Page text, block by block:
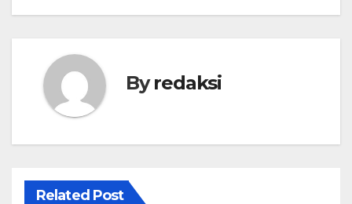
Byredaksi
Related Post